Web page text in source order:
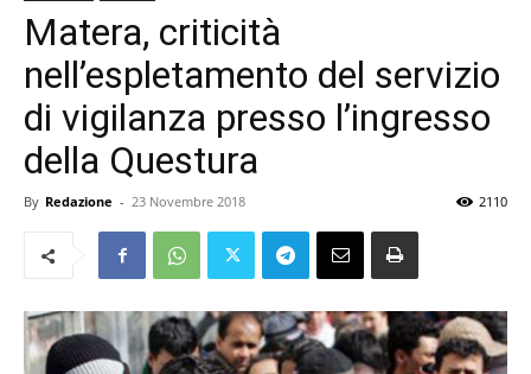
Matera, criticità
nell’espletamento del servizio
di vigilanza presso l’ingresso
della Questura
By Redazione - 23 Novembre 2018 2110